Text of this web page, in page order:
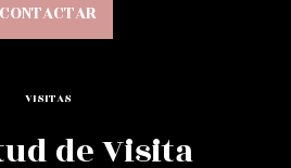
CONTACTAR
VISITAS
de Visita